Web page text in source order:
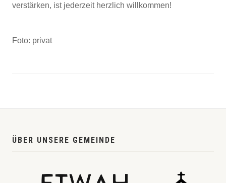
verstärken, ist jederzeit herzlich willkommen!
Foto: privat
ÜBER UNSERE GEMEINDE